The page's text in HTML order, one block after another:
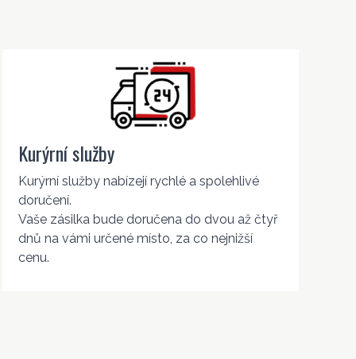
Kurýrní služby
Kurýrní služby nabízejí rychlé a spolehlivé
doručení.
Vaše zásilka bude doručena do dvou až čtyř
dnů na vámi určené místo, za co nejnižší
cenu.